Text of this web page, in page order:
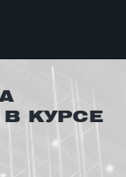
КУРСЕ